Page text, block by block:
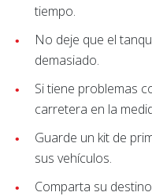
tiempo.
No deje que el
demasiado.
Si tiene problemas
carretera en la
Guarde un kit de
sus vehículos.
Comparta su